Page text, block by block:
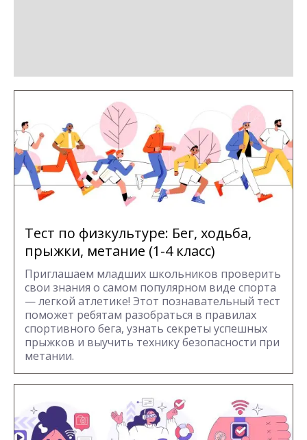
Тест по физкультуре: Бег, ходьба,
прыжки, метание (1-4 класс)
Приглашаем младших школьников проверить
свои знания о самом популярном виде спорта
— легкой атлетике! Этот познавательный тест
поможет ребятам разобраться в правилах
спортивного бега, узнать секреты успешных
прыжков и выучить технику безопасности при
метании.